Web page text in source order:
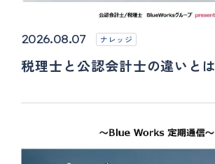
2026.08.07 ナレッジ
税理士と公認会計士の違いとは